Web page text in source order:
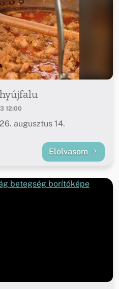
12:00
augusztus 14.
Elolvasom